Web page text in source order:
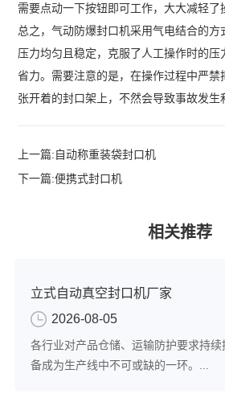
需要点动一下按钮即可工作，大大减轻了
总之，气动防爆封口机采用气电结合的方
压力均匀且稳定，克服了人工操作时的压
省力。需要注意的是，在操作过程中严禁
张开着的封口架上，不然会导致事故发生
上一篇:自动称重装袋封口机
下一篇:便携式封口机
相关推荐
立式自动真空封口机厂家
2026-08-05
各行业对产品仓储、运输防护要求持
备成为生产线中不可或缺的一环。...